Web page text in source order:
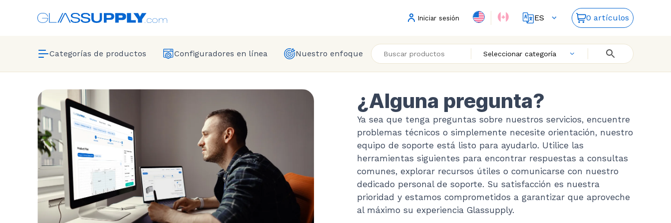
Iniciar sesión
ES
EN
0 artículos
Categorías de productos Configuradores en línea Nuestro enfoque Seleccionar categoría
¿Alguna pregunta?
Ya sea que tenga preguntas sobre nuestros servicios, encuentre
problemas técnicos o simplemente necesite orientación, nuestro
equipo de soporte está listo para ayudarlo. Utilice las
herramientas siguientes para encontrar respuestas a consultas
comunes, explorar recursos útiles o comunicarse con nuestro
dedicado personal de soporte. Su satisfacción es nuestra
prioridad y estamos comprometidos a garantizar que aproveche
al máximo su experiencia Glassupply.